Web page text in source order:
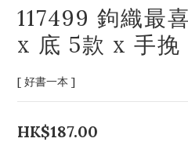
117499 鉤織最
x 底 5款 x 手挽
[ 好書一本 ]
HK$187.00